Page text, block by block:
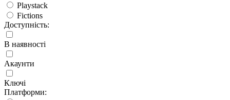
Playstack
Fictions
Доступність:
В наявності
Акаунти
Ключі
Платформи: